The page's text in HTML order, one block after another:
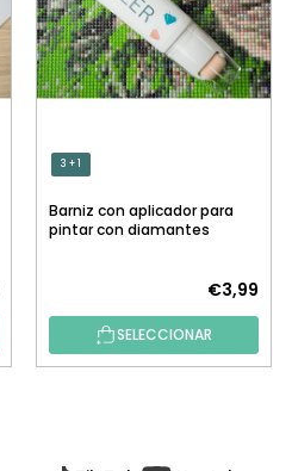
3 + 1
Barniz con aplicador para
pintar con diamantes
€3,99
SELECCIONAR